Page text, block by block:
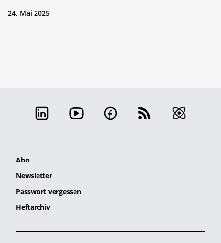
24. Mai 2025
Abo
Newsletter
Passwort vergessen
Heftarchiv